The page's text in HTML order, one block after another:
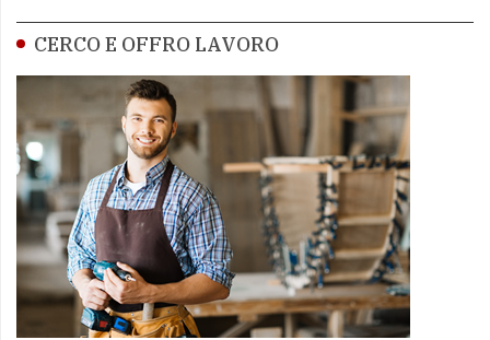
CERCO E OFFRO LAVORO